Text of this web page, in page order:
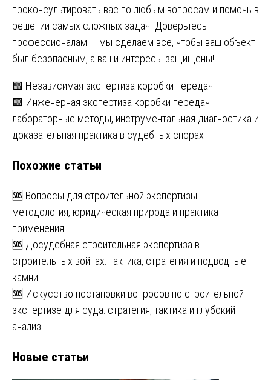
проконсультировать вас по любым вопросам и помочь в
решении самых сложных задач. Доверьтесь
профессионалам — мы сделаем все, чтобы ваш объект
был безопасным, а ваши интересы защищены!
Навигация
по
записям
🟩 Независимая экспертиза коробки передач
🟩 Инженерная экспертиза коробки передач:
лабораторные методы, инструментальная диагностика и
доказательная практика в судебных спорах
Похожие статьи
🆘 Вопросы для строительной экспертизы:
методология, юридическая природа и практика
применения
🆘 Досудебная строительная экспертиза в
строительных войнах: тактика, стратегия и подводные
камни
🆘 Искусство постановки вопросов по строительной
экспертизе для суда: стратегия, тактика и глубокий
анализ
Новые статьи